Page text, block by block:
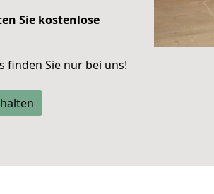
Sie kostenlose
finden Sie nur bei uns!